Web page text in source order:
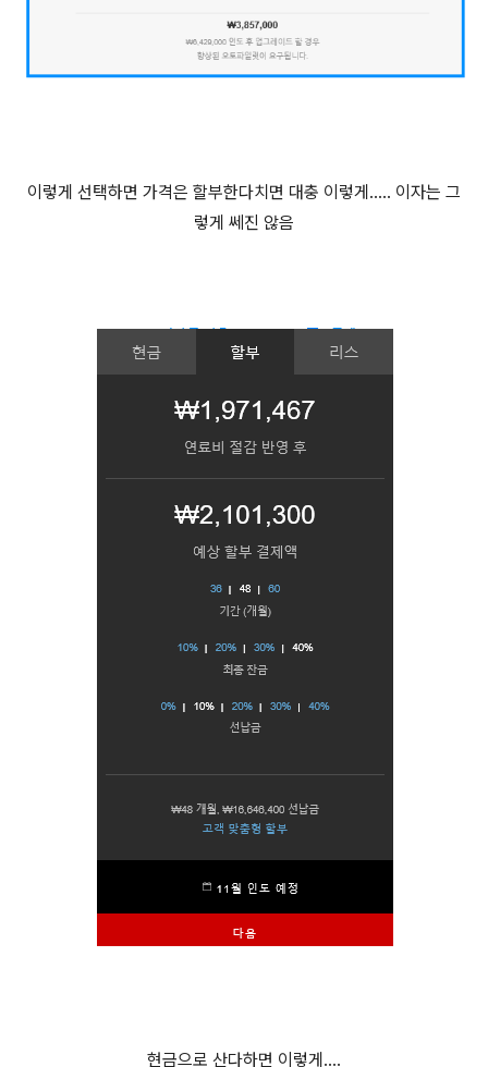
이렇게 선택하면 가격은 할부한다치면 대충 이렇게..... 이자는 그
렇게 쎄진 않음
현금으로 산다하면 이렇게....